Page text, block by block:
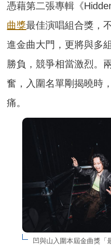
憑藉第二張專輯《
曲獎最佳演唱組合獎，
進金曲大門，更將與多
勝負，競爭相當激烈。
奮，入圍名單剛揭曉時
痛。
凹與山入圍本屆金曲獎「